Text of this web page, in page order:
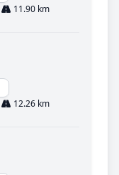
11.90 km
12.26 km